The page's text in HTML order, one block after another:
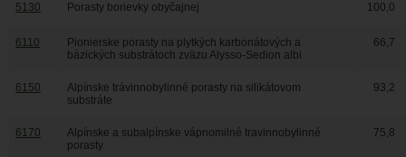
5130 Porasty borievky obyčajnej 100,0
6110
Pionierske porasty na plytkých karbonátových a
bázických substrátoch zväzu Alysso-Sedion albi
66,7
6150
Alpínske trávinnobylinné porasty na silikátovom
substráte
93,2
6170
Alpínske a subalpínske vápnomilné travinnobylinné
porasty
75,8